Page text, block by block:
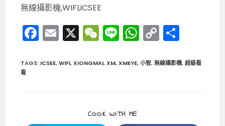
無線攝影機,WIFI,iCSEE
F
a
c
E
m
ai
X W
e
C
t
Li
n
e
W
h
a
C
o
p
TAGS: ICSEE, WIFI, XIONGMAI, XM, XMEYE, 小智, 無線攝影機, 超級看
看
COOK WITH ME